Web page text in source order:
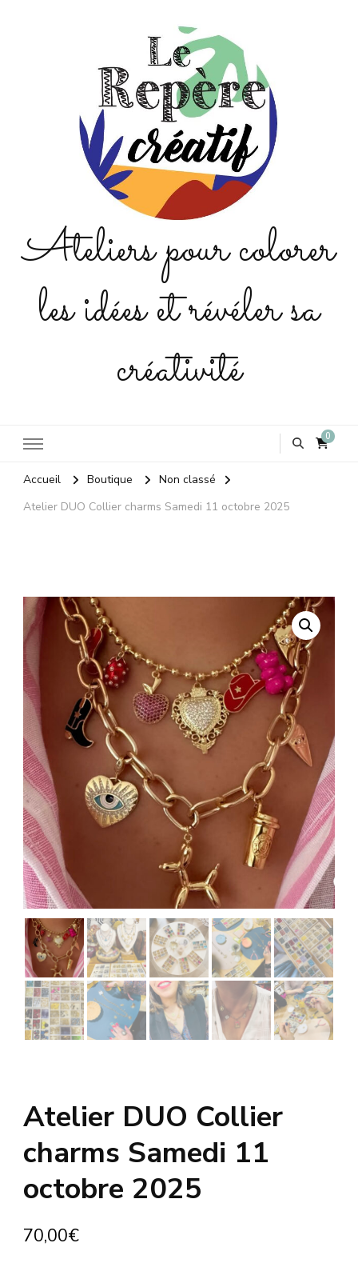
Ateliers pour colorer
les idées et révéler sa
créativité
0
Accueil Boutique
Non classé
Atelier DUO Collier charms Samedi 11 octobre 2025
Atelier DUO Collier
charms Samedi 11
octobre 2025
70,00€